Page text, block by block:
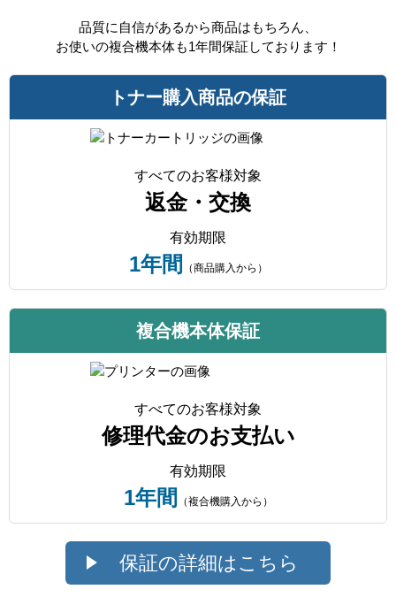
品質に自信があるから商品はもちろん、
お使いの複合機本体も1年間保証しております！
トナー購入商品の保証
すべてのお客様対象
返金・交換
有効期限
1年間 （商品購入から）
複合機本体保証
すべてのお客様対象
修理代金のお支払い
有効期限
1年間 （複合機購入から）
保証の詳細はこちら